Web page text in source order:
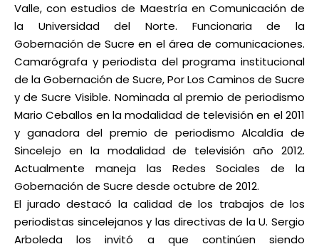
Valle, con estudios de Maestría en Comunicación de
la Universidad del Norte. Funcionaria de la
Gobernación de Sucre en el área de comunicaciones.
Camarógrafa y periodista del programa institucional
de la Gobernación de Sucre, Por Los Caminos de Sucre
y de Sucre Visible. Nominada al premio de periodismo
Mario Ceballos en la modalidad de televisión en el 2011
y ganadora del premio de periodismo Alcaldía de
Sincelejo en la modalidad de televisión año 2012.
Actualmente maneja las Redes Sociales de la
Gobernación de Sucre desde octubre de 2012.
El jurado destacó la calidad de los trabajos de los
periodistas sincelejanos y las directivas de la U. Sergio
Arboleda los invitó a que continúen siendo